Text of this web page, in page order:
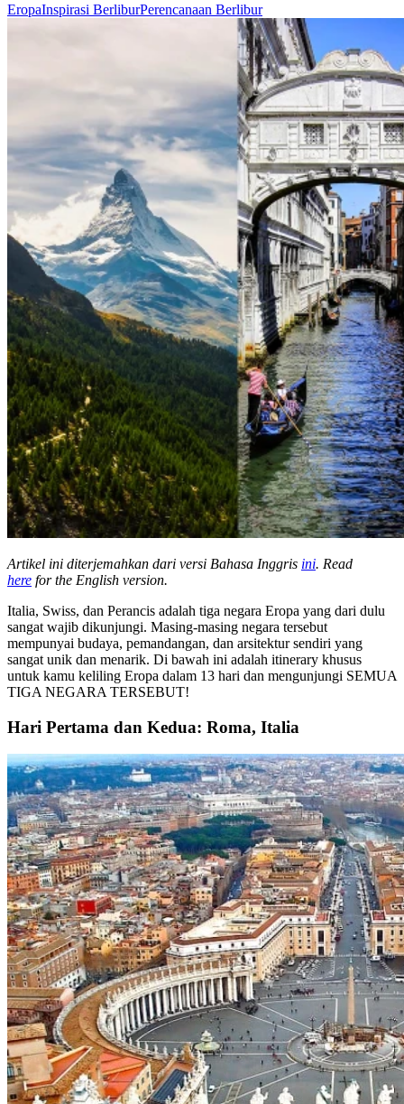
EropaInspirasi BerliburPerencanaan Berlibur
Artikel ini diterjemahkan dari versi Bahasa Inggris ini. Read
here for the English version.
Italia, Swiss, dan Perancis adalah tiga negara Eropa yang dari dulu
sangat wajib dikunjungi. Masing-masing negara tersebut
mempunyai budaya, pemandangan, dan arsitektur sendiri yang
sangat unik dan menarik. Di bawah ini adalah itinerary khusus
untuk kamu keliling Eropa dalam 13 hari dan mengunjungi SEMUA
TIGA NEGARA TERSEBUT!
Hari Pertama dan Kedua: Roma, Italia